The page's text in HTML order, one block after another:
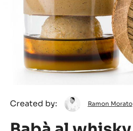
Created by:
Ramon
Morato
Ramon Morato